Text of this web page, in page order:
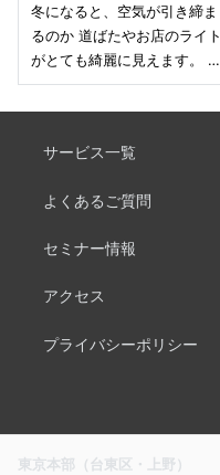
冬になると、空気が引き締ま
るのか 道ばたやお店のライト
がとても綺麗に見えます。 …
サービス一覧
よくあるご質問
セミナー情報
アクセス
プライバシーポリシー
東京本部（台東区・上野）